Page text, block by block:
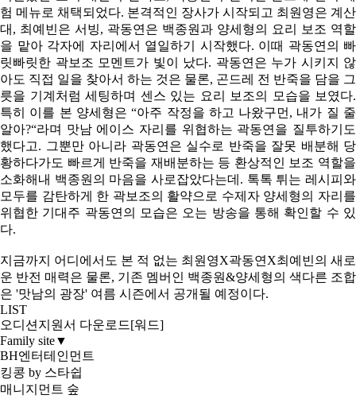
험 메뉴로 채택되었다. 본격적인 장사가 시작되고 최원영은 계산
대, 최예빈은 서빙, 곽동연은 백종원과 양세형의 요리 보조 역할
을 맡아 각자에 자리에서 열일하기 시작했다. 이때 곽동연의 빠
릿빠릿한 곽보조 모멘트가 빛이 났다. 곽동연은 누가 시키지 않
아도 직접 일을 찾아서 하는 것은 물론, 곤드레 전 반죽을 담을 그
릇을 기계처럼 세팅하며 센스 있는 요리 보조의 모습을 보였다.
특히 이를 본 양세형은 “아주 작정을 하고 나왔구먼, 내가 질 줄
알아?“라며 맛남 에이스 자리를 위협하는 곽동연을 질투하기도
했다고. 그뿐만 아니라 곽동연은 실수로 반죽을 잘못 배분해 당
황하다가도 빠르게 반죽을 재배분하는 등 환상적인 보조 역할을
소화해내 백종원의 마음을 사로잡았다는데. 톡톡 튀는 레시피와
모두를 감탄하게 한 곽보조의 활약으로 수제자 양세형의 자리를
위협한 기대주 곽동연의 모습은 오는 방송을 통해 확인할 수 있
다.
지금까지 어디에서도 본 적 없는 최원영X곽동연X최예빈의 새로
운 반전 매력은 물론, 기존 멤버인 백종원&양세형의 색다른 조합
은 '맛남의 광장' 여름 시즌에서 공개될 예정이다.
LIST
오디션지원서 다운로드[워드]
Family site▼
BH엔터테인먼트
킹콩 by 스타쉽
매니지먼트 숲